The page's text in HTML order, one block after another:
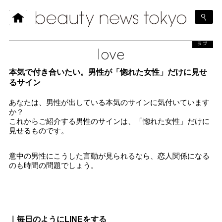
love
ラブ
本気で付き合いたい。男性が「惚れた女性」だけに見せ
るサイン
あなたは、男性が出している本気のサインに気付いています
か？
これからご紹介する男性のサインは、「惚れた女性」だけに
見せるものです。
意中の男性にこうした言動が見られるなら、恋人関係になる
のも時間の問題でしょう。
｜毎日のようにLINEをする